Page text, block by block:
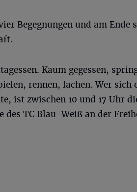
Begegnungen und am Ende
Kaum gegessen,
rennen, lachen. Wer sich
ist zwischen 10 und 17 Uhr
des TC Blau-Weiß an der